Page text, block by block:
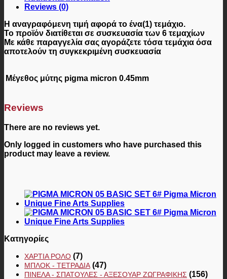
Reviews (0)
Η αναγραφόμενη τιμή αφορά το ένα(1) τεμάχιο.
Το προϊόν διατίθεται σε συσκευασία των 6 τεμαχίων
Με κάθε παραγγελία σας αγοράζετε τόσα τεμάχια όσα
αποτελούν τη συγκεκριμένη συσκευασία
Μέγεθος μύτης pigma micron 0.45mm
Reviews
There are no reviews yet.
Only logged in customers who have purchased this
product may leave a review.
Κατηγορίες
ΧΑΡΤΙΆ ΡΟΛΌ (7)
ΜΠΛΟΚ - ΤΕΤΡΆΔΙΑ (47)
ΠΙΝΈΛΑ - ΣΠΆΤΟΥΛΕΣ - ΑΞΕΣΟΥΆΡ ΖΩΓΡΑΦΙΚΉΣ (156)